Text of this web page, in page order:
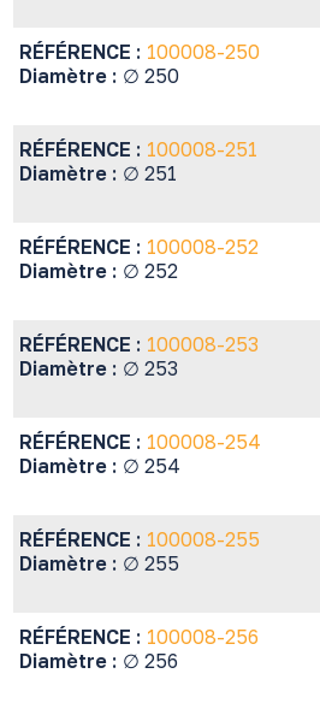
RÉFÉRENCE : 100008-250
Diamètre : ∅ 250
RÉFÉRENCE : 100008-251
Diamètre : ∅ 251
RÉFÉRENCE : 100008-252
Diamètre : ∅ 252
RÉFÉRENCE : 100008-253
Diamètre : ∅ 253
RÉFÉRENCE : 100008-254
Diamètre : ∅ 254
RÉFÉRENCE : 100008-255
Diamètre : ∅ 255
RÉFÉRENCE : 100008-256
Diamètre : ∅ 256